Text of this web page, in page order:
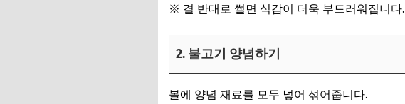
※ 결 반대로 썰면 식감이 더욱 부드러워집니다.
2. 불고기 양념하기
볼에 양념 재료를 모두 넣어 섞어줍니다.